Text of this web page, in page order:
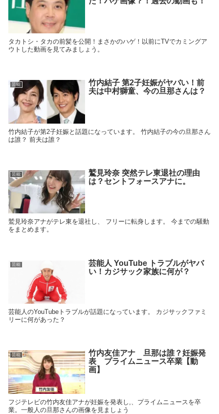
タカトシ・タカの前髪を公開！まさかのハゲ！以前にTVでカミングア
ウトした動画を見てみましょう。
芸能
竹内結子 第2子妊娠がヤバい！前
夫は中村獅童、今の旦那さんは？
竹内結子が第2子妊娠と話題になっています。 竹内結子の今の旦那さん
は誰？ 前夫は誰？
芸能
鷲見玲奈 突然テレ東退社の理由
は？セントフォースアナに。
鷲見玲奈アナがテレ東を退社し、 フリーに転身します。 今までの騒動
をまとめます。
芸能
芸能人 YouTube トラブルがヤバ
い！カジサック家族に何が？
芸能人のYouTubeトラブルが話題になっています。 カジサックファミ
リーに何があった？
芸能
竹内友佳アナ 旦那は誰？妊娠発
表 プライムニュース卒業【動
画】
フジテレビの竹内友佳アナが妊娠を発表し,、プライムニュースを卒
業。一般人の旦那さんの画像を見ましょう